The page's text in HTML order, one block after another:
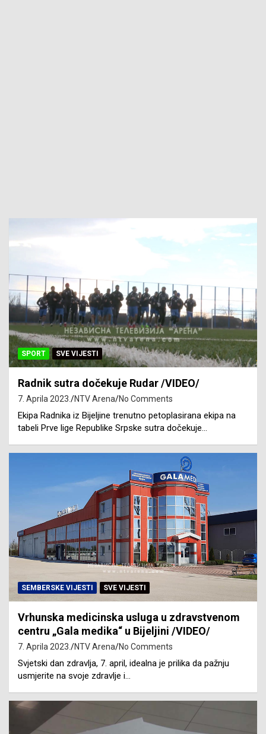
SPORT SVE VIJESTI
Radnik sutra dočekuje Rudar /VIDEO/
7. Aprila 2023. NTV Arena No Comments
Ekipa Radnika iz Bijeljine trenutno petoplasirana ekipa na
tabeli Prve lige Republike Srpske sutra dočekuje…
SEMBERSKE VIJESTI SVE VIJESTI
Vrhunska medicinska usluga u zdravstvenom
centru „Gala medika“ u Bijeljini /VIDEO/
7. Aprila 2023. NTV Arena No Comments
Svjetski dan zdravlja, 7. april, idealna je prilika da pažnju
usmjerite na svoje zdravlje i…